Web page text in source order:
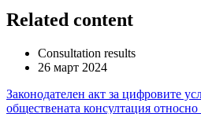
Related content
Consultation results
26 март 2024
Законодателен акт за цифровите
обществената консултация